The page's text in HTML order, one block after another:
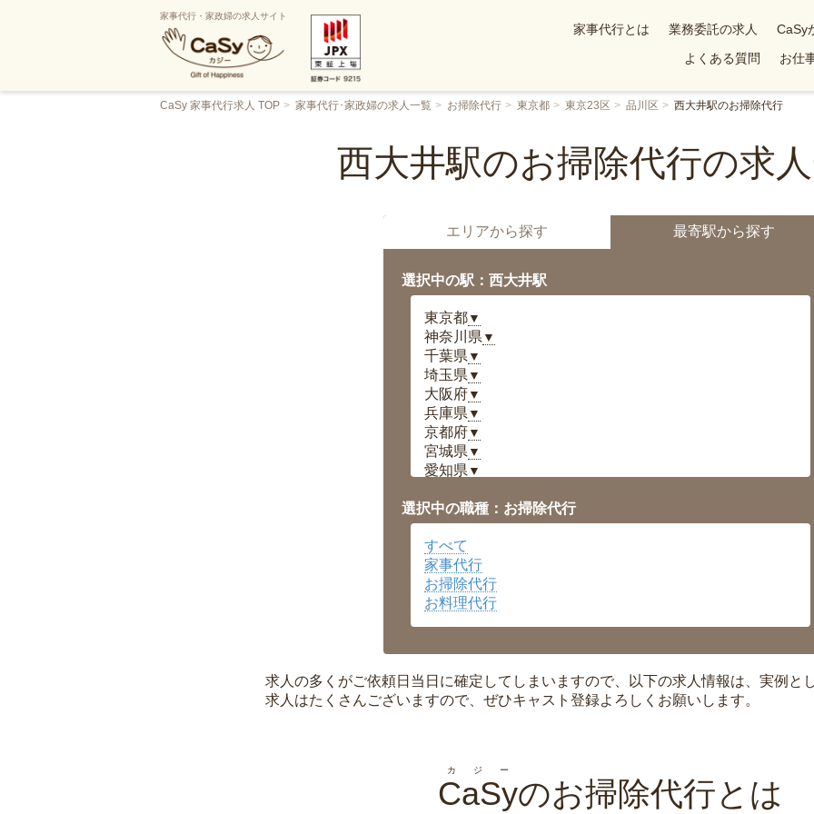
家事代行・家政婦の求人サイト
家事代行とは 業務委託の求人 CaSy
よくある質問
お仕
CaSy 家事代行求人 TOP 家事代行･家政婦の求人一覧 お掃除代行 東京都 東京23区 品川区 西大井駅のお掃除代行
西大井駅のお掃除代行の求
エリアから探す 最寄駅から探す
選択中の駅：西大井駅
東京都▼
神奈川県 ▼
千葉県 ▼
埼玉県 ▼
大阪府▼
兵庫県 ▼
京都府▼
宮城県 ▼
愛知県 ▼
岡山県▼
広島県▼
沖縄県
選択中の職種：お掃除代行
すべて
家事代行
お掃除代行
お料理代行
求人の多くがご依頼日当日に確定してしまいますので、以下の求人情報は、実例と
求人はたくさんございますので、ぜひキャスト登録よろしくお願いします。
CaSy
カジー
のお掃除代行とは